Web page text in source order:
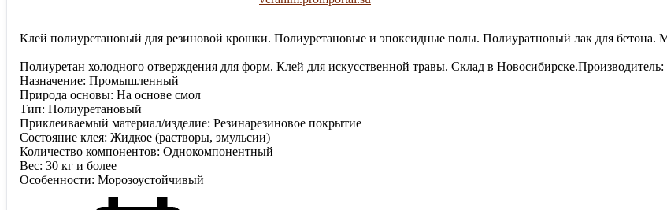
Клей полиуретановый для резиновой крошки. Полиуретановые и эпоксидные полы. Полиуратновый лак для бетона.
Полиуретан холодного отверждения для форм. Клей для искусственной травы. Склад в Новосибирске.Производитель:
Назначение: Промышленный
Природа основы: На основе смол
Тип: Полиуретановый
Приклеиваемый материал/изделие: Резинарезиновое покрытие
Состояние клея: Жидкое (растворы, эмульсии)
Количество компонентов: Однокомпонентный
Вес: 30 кг и более
Особенности: Морозоустойчивый